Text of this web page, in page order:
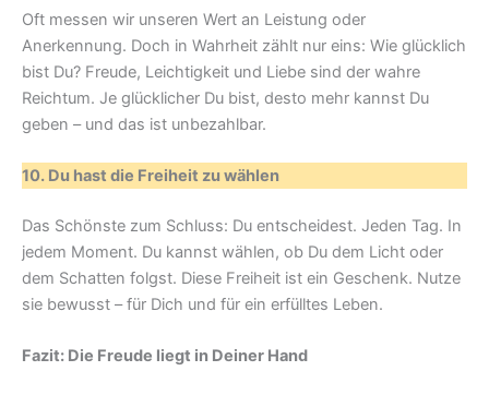
Oft messen wir unseren Wert an Leistung oder
Anerkennung. Doch in Wahrheit zählt nur eins: Wie glücklich
bist Du? Freude, Leichtigkeit und Liebe sind der wahre
Reichtum. Je glücklicher Du bist, desto mehr kannst Du
geben – und das ist unbezahlbar.
10. Du hast die Freiheit zu wählen
Das Schönste zum Schluss: Du entscheidest. Jeden Tag. In
jedem Moment. Du kannst wählen, ob Du dem Licht oder
dem Schatten folgst. Diese Freiheit ist ein Geschenk. Nutze
sie bewusst – für Dich und für ein erfülltes Leben.
Fazit: Die Freude liegt in Deiner Hand